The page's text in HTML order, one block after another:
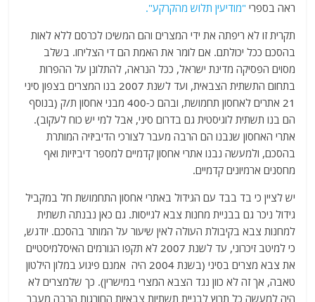
ראה בספרי "מודיעין תלוש מהקרקע".
תקרית זו לא ריפתה את ידי המצרים והם המשיכו לכרסם ללא לאות
בהסכם ככל יכולתם. אם לומר את האמת הם די הצליחו. בשלב
מסוים הפסיקה מדינת ישראל, ככל הנראה, להתלונן על ההפרות
בתחום התשתית הצבאית, ועד לשנת 2007 בנו המצרים בצפון סיני
21 אתרים לאחסון תחמושת, ובהם כ-400 מבני אחסון ת/ק (בנוסף
הם בנו תשתית לוגיסטית גם בדרום סיני, אבל למי יש כוח לעקוב).
אתרי האחסון שנבנו הם הרבה מעבר לצורכי הדיביזיה המותרת
בהסכם, ולמעשה נבנו אתרי אחסון קדמיים למספר דיביזיות ואף
מחסנים ארמיונים קדמיים.
יש לציין כי בד בבד עם הגידול באתרי אחסון התחמושת חל במקביל
גידול ניכר גם בבניית מחנות צבא לגייסות. גם כאן נבנתה תשתית
למחנות צבא בקיבולת העולה לאין שיעור על המותר בהסכם. יודגש,
כי למיטב זיכרוני, עד לשנת 2007 לא תקפו הגורמים האיסלמיסטיים
את צבא מצרים בסיני (בשנת 2004 היה אמנם פיגוע במלון הילטון
טאבה, אך זה לא כוון נגד הצבא המצרי במישרין). כך שלמצרים לא
היה למעשה כל תרוץ לבניית תשתיות צבאיות החורגות הרבה מעבר